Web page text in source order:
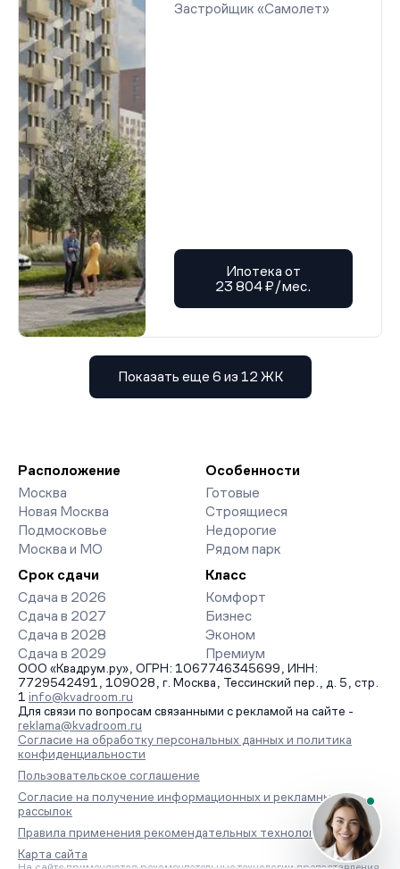
Застройщик «Самолет»
Ипотека от
23 804 ₽/мес.
Показать еще 6 из 12 ЖК
Расположение
Москва
Новая Москва
Подмосковье
Москва и МО
Особенности
Готовые
Строящиеся
Недорогие
Рядом парк
Срок сдачи
Сдача в 2026
Сдача в 2027
Сдача в 2028
Сдача в 2029
Класс
Комфорт
Бизнес
Эконом
Премиум
ООО «Квадрум.ру», ОГРН: 1067746345699, ИНН:
7729542491, 109028, г. Москва, Тессинский пер., д. 5, стр.
1 info@kvadroom.ru
Для связи по вопросам связанными с рекламой на сайте -
reklama@kvadroom.ru
Согласие на обработку персональных данных и политика
конфиденциальности
Пользовательское соглашение
Согласие на получение информационных и рекламных
рассылок
Правила применения рекомендательных технологий
Карта сайта